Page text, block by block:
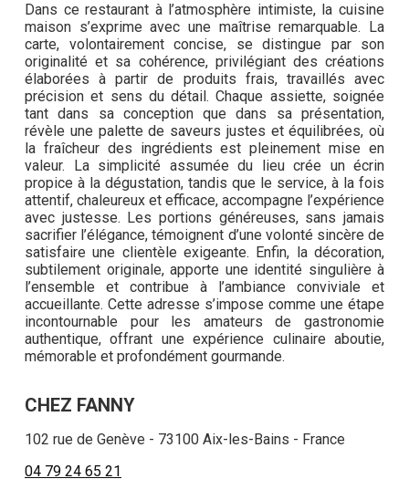
Dans ce restaurant à l’atmosphère intimiste, la cuisine
maison s’exprime avec une maîtrise remarquable. La
carte, volontairement concise, se distingue par son
originalité et sa cohérence, privilégiant des créations
élaborées à partir de produits frais, travaillés avec
précision et sens du détail. Chaque assiette, soignée
tant dans sa conception que dans sa présentation,
révèle une palette de saveurs justes et équilibrées, où
la fraîcheur des ingrédients est pleinement mise en
valeur. La simplicité assumée du lieu crée un écrin
propice à la dégustation, tandis que le service, à la fois
attentif, chaleureux et efficace, accompagne l’expérience
avec justesse. Les portions généreuses, sans jamais
sacrifier l’élégance, témoignent d’une volonté sincère de
satisfaire une clientèle exigeante. Enfin, la décoration,
subtilement originale, apporte une identité singulière à
l’ensemble et contribue à l’ambiance conviviale et
accueillante. Cette adresse s’impose comme une étape
incontournable pour les amateurs de gastronomie
authentique, offrant une expérience culinaire aboutie,
mémorable et profondément gourmande.
CHEZ FANNY
102 rue de Genève - 73100 Aix-les-Bains - France
04 79 24 65 21